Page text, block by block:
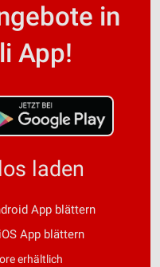
in
App!
laden
App blättern
App blättern
erhältlich